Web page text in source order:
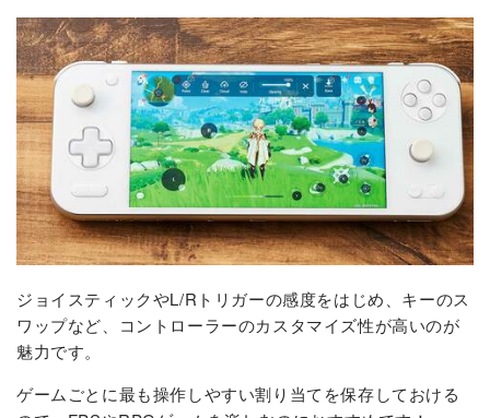
ジョイスティックやL/Rトリガーの感度をはじめ、キーのス
ワップなど、コントローラーのカスタマイズ性が高いのが
魅力です。
ゲームごとに最も操作しやすい割り当てを保存しておける